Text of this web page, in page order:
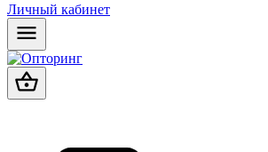
Личный кабинет